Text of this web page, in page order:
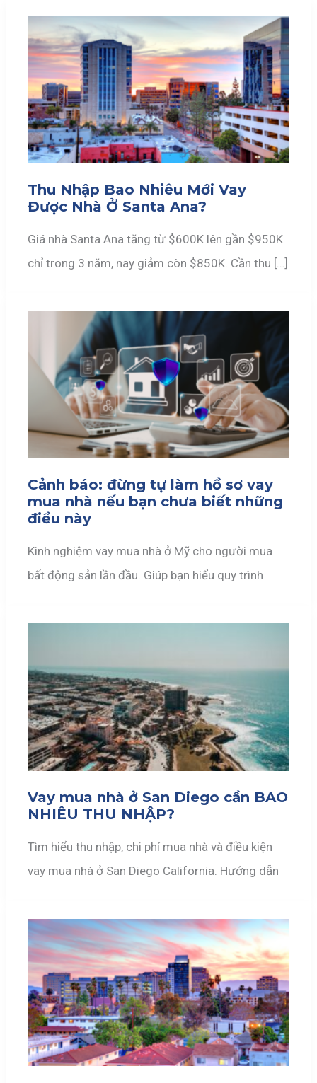
Thu Nhập Bao Nhiêu Mới Vay
Được Nhà Ở Santa Ana?
Giá nhà Santa Ana tăng từ $600K lên gần $950K
chỉ trong 3 năm, nay giảm còn $850K. Cần thu […]
Cảnh báo: đừng tự làm hồ sơ vay
mua nhà nếu bạn chưa biết những
điều này
Kinh nghiệm vay mua nhà ở Mỹ cho người mua
bất động sản lần đầu. Giúp bạn hiểu quy trình
Vay mua nhà ở San Diego cần BAO
NHIÊU THU NHẬP?
Tìm hiểu thu nhập, chi phí mua nhà và điều kiện
vay mua nhà ở San Diego California. Hướng dẫn